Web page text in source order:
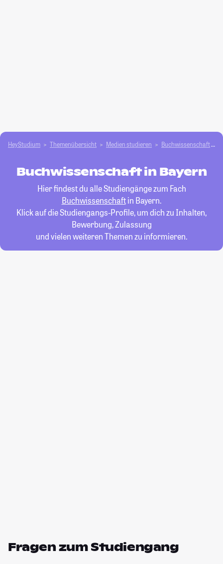
HeyStudium Themenübersicht Medien studieren Buchwissenschaft
Buchwissenschaft in Bayern
Hier findest du alle Studiengänge zum Fach
Buchwissenschaftin Bayern.
Klick auf die Studiengangs-Profile, um dich zu Inhalten,
Bewerbung, Zulassung
und vielen weiteren Themen zu informieren.
Fragen zum Studiengang